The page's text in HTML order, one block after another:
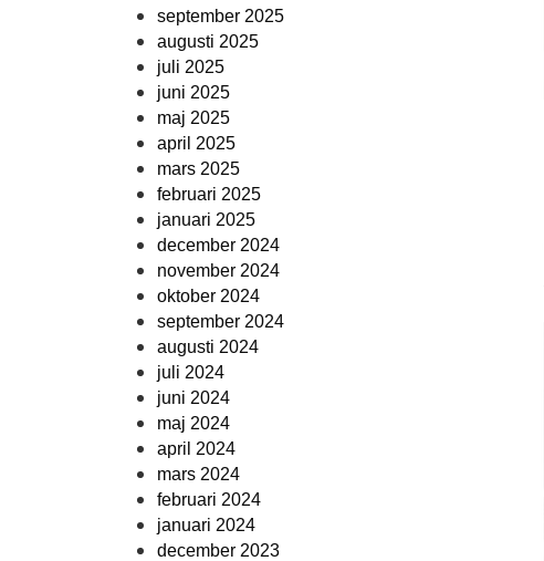
september 2025
augusti 2025
juli 2025
juni 2025
maj 2025
april 2025
mars 2025
februari 2025
januari 2025
december 2024
november 2024
oktober 2024
september 2024
augusti 2024
juli 2024
juni 2024
maj 2024
april 2024
mars 2024
februari 2024
januari 2024
december 2023